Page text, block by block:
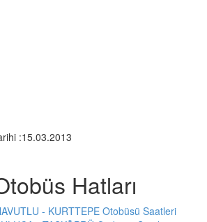
:15.03.2013
Hatları
- KURTTEPE Otobüsü Saatleri